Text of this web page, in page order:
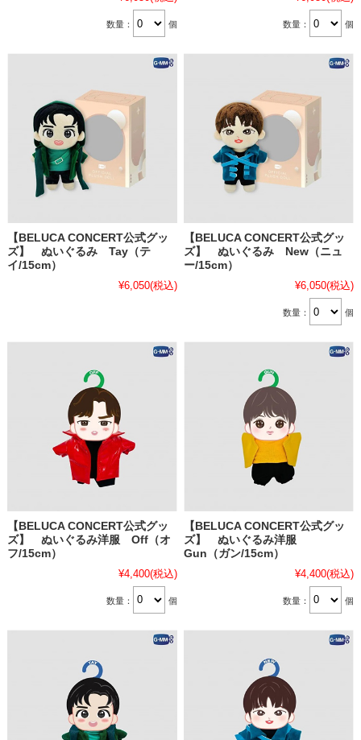
数量： 個 数量： 個
【BELUCA CONCERT公式グッ
ズ】 ぬいぐるみ Tay（テ
イ/15cm）
¥6,050(税込)
【BELUCA CONCERT公式グッ
ズ】 ぬいぐるみ New（ニュ
ー/15cm）
¥6,050(税込)
数量： 個
【BELUCA CONCERT公式グッ
ズ】 ぬいぐるみ洋服 Off（オ
フ/15cm）
¥4,400(税込)
数量： 個
【BELUCA CONCERT公式グッ
ズ】 ぬいぐるみ洋服
Gun（ガン/15cm）
¥4,400(税込)
数量： 個